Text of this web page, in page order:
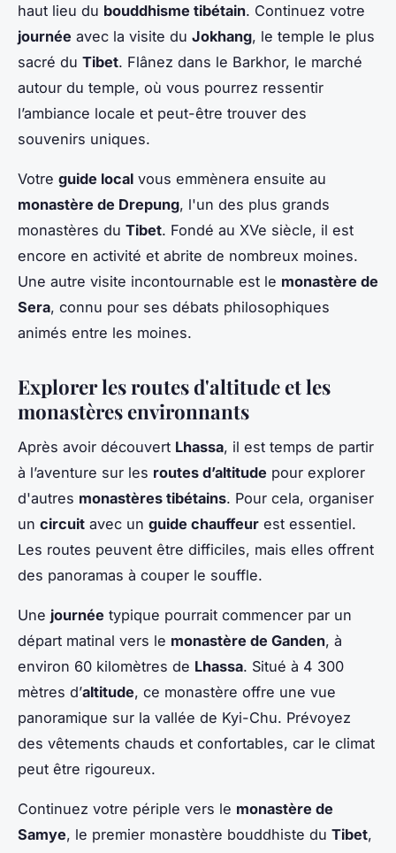
haut lieu du bouddhisme tibétain. Continuez votre
journée avec la visite du Jokhang, le temple le plus
sacré du Tibet. Flânez dans le Barkhor, le marché
autour du temple, où vous pourrez ressentir
l’ambiance locale et peut-être trouver des
souvenirs uniques.
Votre guide local vous emmènera ensuite au
monastère de Drepung, l'un des plus grands
monastères du Tibet. Fondé au XVe siècle, il est
encore en activité et abrite de nombreux moines.
Une autre visite incontournable est le monastère de
Sera, connu pour ses débats philosophiques
animés entre les moines.
Explorer les routes d'altitude et les
monastères environnants
Après avoir découvert Lhassa, il est temps de partir
à l’aventure sur les routes d’altitude pour explorer
d'autres monastères tibétains. Pour cela, organiser
un circuit avec un guide chauffeur est essentiel.
Les routes peuvent être difficiles, mais elles offrent
des panoramas à couper le souffle.
Une journée typique pourrait commencer par un
départ matinal vers le monastère de Ganden, à
environ 60 kilomètres de Lhassa. Situé à 4 300
mètres d’altitude, ce monastère offre une vue
panoramique sur la vallée de Kyi-Chu. Prévoyez
des vêtements chauds et confortables, car le climat
peut être rigoureux.
Continuez votre périple vers le monastère de
Samye, le premier monastère bouddhiste du Tibet,